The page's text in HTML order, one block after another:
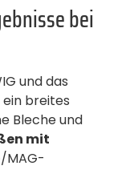
bei
und das
breites
Bleche und
mit
MAG-